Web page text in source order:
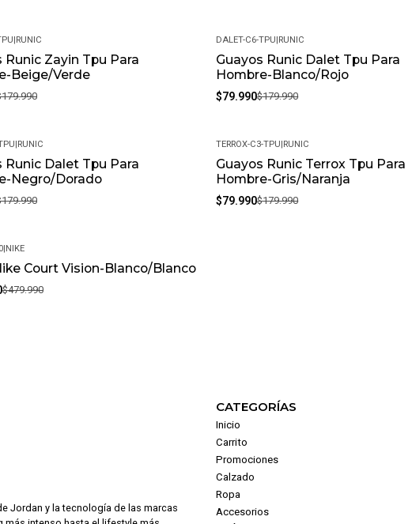
|RUNIC
Runic Zayin Tpu Para
Beige/Verde
-56%
DALET-C6-TPU|RUNIC
Guayos Runic Dalet Tpu Para
Hombre-Blanco/Rojo
$79.990$179.990
|RUNIC
Runic Dalet Tpu Para
Negro/Dorado
-56%
TERROX-C3-TPU|RUNIC
Guayos Runic Terrox Tpu Para
Hombre-Gris/Naranja
$79.990$179.990
|NIKE
Court Vision-Blanco/Blanco
$479.990
Jordan y la tecnología de las marcas
CATEGORÍAS
Inicio
Carrito
Promociones
Calzado
Ropa
Accesorios